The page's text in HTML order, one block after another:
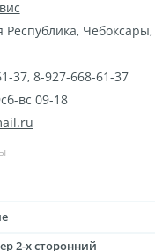
Республика, Чебоксары,
37, 8-927-668-61-37
вс 09-18
2-х сторонний